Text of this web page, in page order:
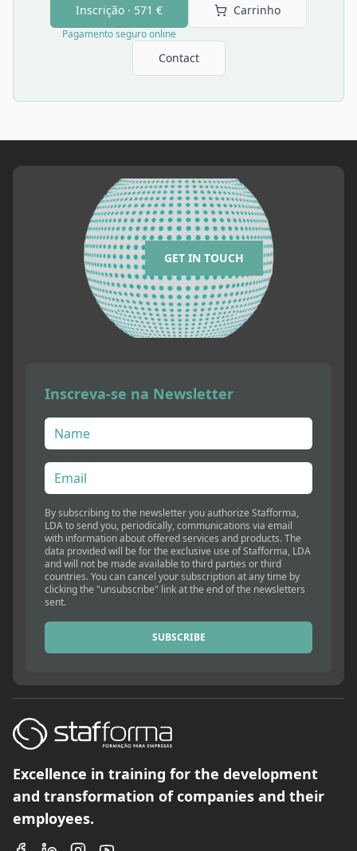
Inscrição · 571 €
Pagamento seguro online
Carrinho
Contact
GET IN TOUCH
Inscreva-se na Newsletter
By subscribing to the newsletter you authorize Stafforma,
LDA to send you, periodically, communications via email
with information about offered services and products. The
data provided will be for the exclusive use of Stafforma, LDA
and will not be made available to third parties or third
countries. You can cancel your subscription at any time by
clicking the "unsubscribe" link at the end of the newsletters
sent.
SUBSCRIBE
Excellence in training for the development
and transformation of companies and their
employees.